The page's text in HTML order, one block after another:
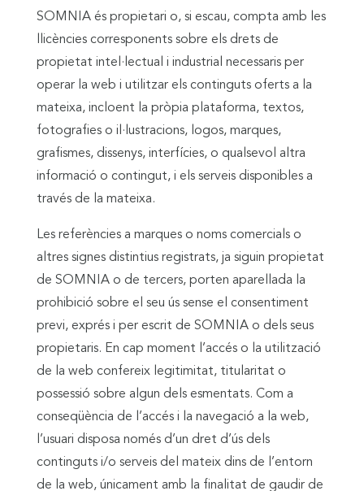
SOMNIA és propietari o, si escau, compta amb les
llicències corresponents sobre els drets de
propietat intel·lectual i industrial necessaris per
operar la web i utilitzar els continguts oferts a la
mateixa, incloent la pròpia plataforma, textos,
fotografies o il·lustracions, logos, marques,
grafismes, dissenys, interfícies, o qualsevol altra
informació o contingut, i els serveis disponibles a
través de la mateixa.
Les referències a marques o noms comercials o
altres signes distintius registrats, ja siguin propietat
de SOMNIA o de tercers, porten aparellada la
prohibició sobre el seu ús sense el consentiment
previ, exprés i per escrit de SOMNIA o dels seus
propietaris. En cap moment l’accés o la utilització
de la web confereix legitimitat, titularitat o
possessió sobre algun dels esmentats. Com a
conseqüència de l’accés i la navegació a la web,
l’usuari disposa només d’un dret d’ús dels
continguts i/o serveis del mateix dins de l’entorn
de la web, únicament amb la finalitat de gaudir de